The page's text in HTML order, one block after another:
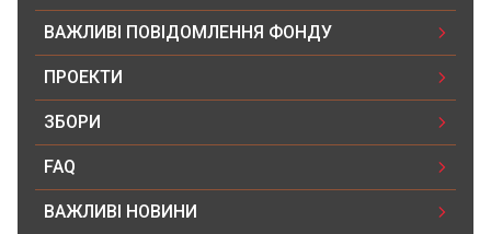
Юлія Прончук
18.11.2025 20:04
4500₴
18.11.2025 20:04
5500₴
ВАЖЛИВІ ПОВІДОМЛЕННЯ ФОНДУ
ПРОЕКТИ
ЗБОРИ
FAQ
ВАЖЛИВІ НОВИНИ